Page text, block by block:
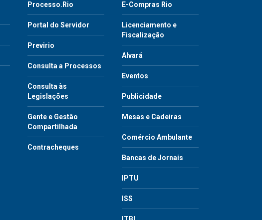
Processo.Rio
Portal do Servidor
Previrio
Consulta a Processos
Consulta às
Legislações
Gente e Gestão
Compartilhada
Contracheques
E-Compras Rio
Licenciamento e
Fiscalização
Alvará
Eventos
Publicidade
Mesas e Cadeiras
Comércio Ambulante
Bancas de Jornais
IPTU
ISS